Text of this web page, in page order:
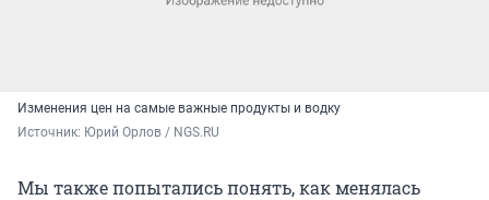
Изменения цен на самые важные продукты и водку
Источник: Юрий Орлов / NGS.RU
Мы также попытались понять, как менялась